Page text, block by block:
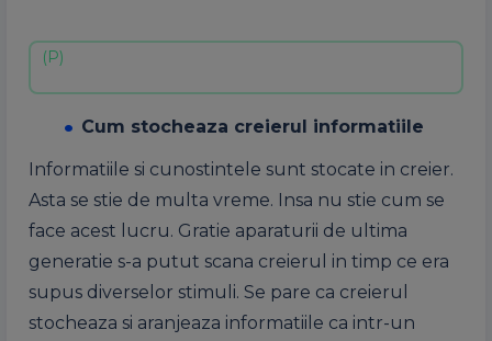
Cum stocheaza creierul informatiile
Informatiile si cunostintele sunt stocate in creier.
Asta se stie de multa vreme. Insa nu stie cum se
face acest lucru. Gratie aparaturii de ultima
generatie s-a putut scana creierul in timp ce era
supus diverselor stimuli. Se pare ca creierul
stocheaza si aranjeaza informatiile ca intr-un